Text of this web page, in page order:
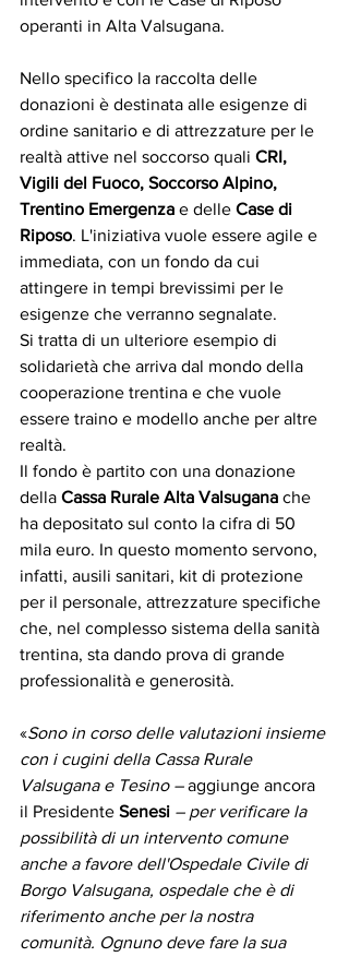
operanti in Alta Valsugana.
Nello specifico la raccolta delle
donazioni è destinata alle esigenze di
ordine sanitario e di attrezzature per le
realtà attive nel soccorso quali CRI,
Vigili del Fuoco, Soccorso Alpino,
Trentino Emergenza e delle Case di
Riposo. L'iniziativa vuole essere agile e
immediata, con un fondo da cui
attingere in tempi brevissimi per le
esigenze che verranno segnalate.
Si tratta di un ulteriore esempio di
solidarietà che arriva dal mondo della
cooperazione trentina e che vuole
essere traino e modello anche per altre
realtà.
Il fondo è partito con una donazione
della Cassa Rurale Alta Valsugana che
ha depositato sul conto la cifra di 50
mila euro. In questo momento servono,
infatti, ausili sanitari, kit di protezione
per il personale, attrezzature specifiche
che, nel complesso sistema della sanità
trentina, sta dando prova di grande
professionalità e generosità.
«Sono in corso delle valutazioni insieme
con i cugini della Cassa Rurale
Valsugana e Tesino – aggiunge ancora
il Presidente Senesi – per verificare la
possibilità di un intervento comune
anche a favore dell'Ospedale Civile di
Borgo Valsugana, ospedale che è di
riferimento anche per la nostra
comunità. Ognuno deve fare la sua